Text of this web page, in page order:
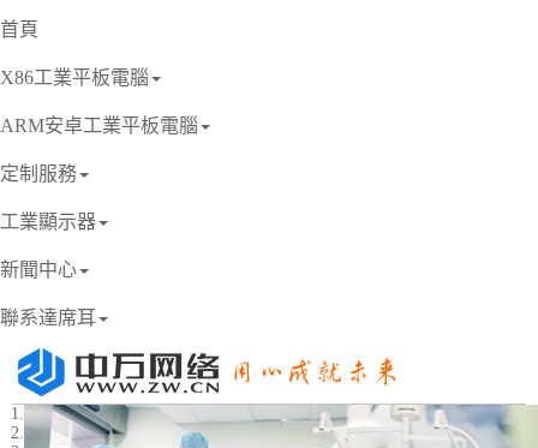
首頁
X86工業平板電腦
ARM安卓工業平板電腦
定制服務
工業顯示器
新聞中心
聯系達席耳
2